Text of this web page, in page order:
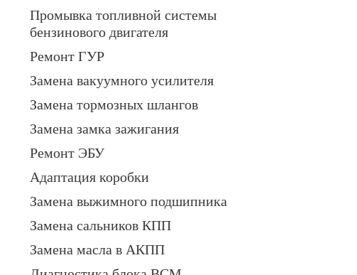
Промывка топливной системы
бензинового двигателя
Ремонт ГУР
Замена вакуумного усилителя
Замена тормозных шлангов
Замена замка зажигания
Ремонт ЭБУ
Адаптация коробки
Замена выжимного подшипника
Замена сальников КПП
Замена масла в АКПП